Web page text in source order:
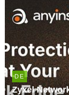
DE
Zyxel